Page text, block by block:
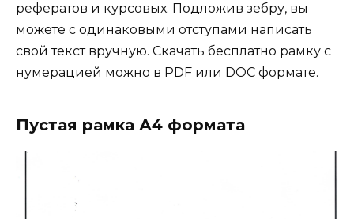
рефератов и курсовых. Подложив зебру, вы
можете с одинаковыми отступами написать
свой текст вручную. Скачать бесплатно рамку с
нумерацией можно в PDF или DOC формате.
Пустая рамка А4 формата